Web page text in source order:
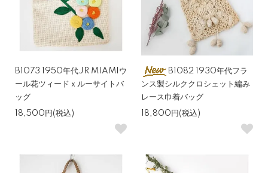
B1073 1950年代JR MIAMIウ
ール花ツィードｘルーサイトバ
ッグ
18,500円(税込)
B1082 1930年代フラ
ンス製シルククロシェット編み
レース巾着バッグ
18,800円(税込)